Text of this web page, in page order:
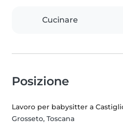
Cucinare
Posizione
Lavoro per babysitter a
Grosseto, Toscana